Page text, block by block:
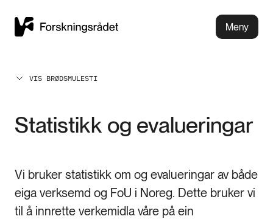
Meny
VIS BRØDSMULESTI
Statistikk og evalueringar
Vi bruker statistikk om og evalueringar av både
eiga verksemd og FoU i Noreg. Dette bruker vi
til å innrette verkemidla våre på ein